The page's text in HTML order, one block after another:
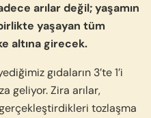
arılar değil; yaşamın
yaşayan tüm
altına girecek.
gıdaların 3’te 1’i
geliyor. Zira arılar,
tozlaşma